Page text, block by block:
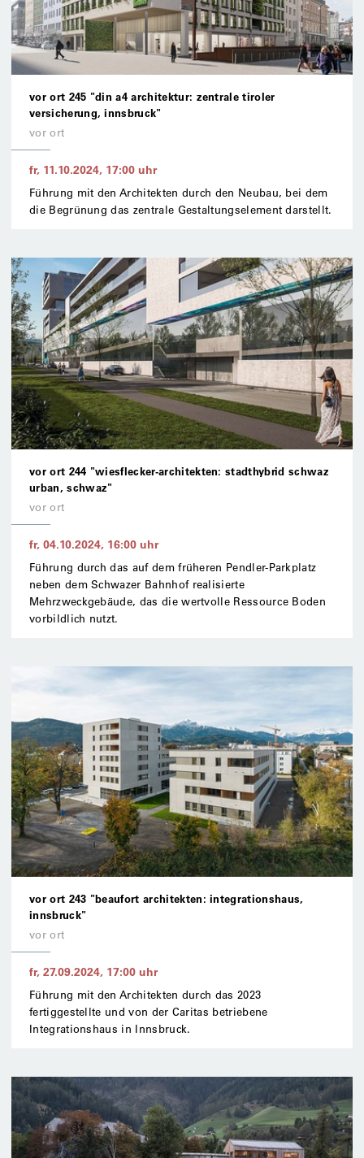
vor ort 245 "din a4 architektur: zentrale tiroler
versicherung, innsbruck"
vor ort
fr, 11.10.2024, 17:00 uhr
Führung mit den Architekten durch den Neubau, bei dem
die Begrünung das zentrale Gestaltungselement darstellt.
vor ort 244 "wiesflecker-architekten: stadthybrid schwaz
urban, schwaz"
vor ort
fr, 04.10.2024, 16:00 uhr
Führung durch das auf dem früheren Pendler-Parkplatz
neben dem Schwazer Bahnhof realisierte
Mehrzweckgebäude, das die wertvolle Ressource Boden
vorbildlich nutzt.
vor ort 243 "beaufort architekten: integrationshaus,
innsbruck"
vor ort
fr, 27.09.2024, 17:00 uhr
Führung mit den Architekten durch das 2023
fertiggestellte und von der Caritas betriebene
Integrationshaus in Innsbruck.